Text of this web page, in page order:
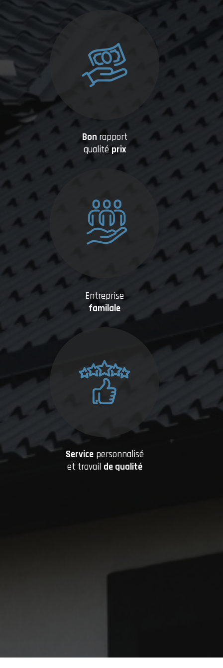
Bon rapport
qualitéprix
Entreprise
familale
Servicepersonnalisé
et travail de qualité